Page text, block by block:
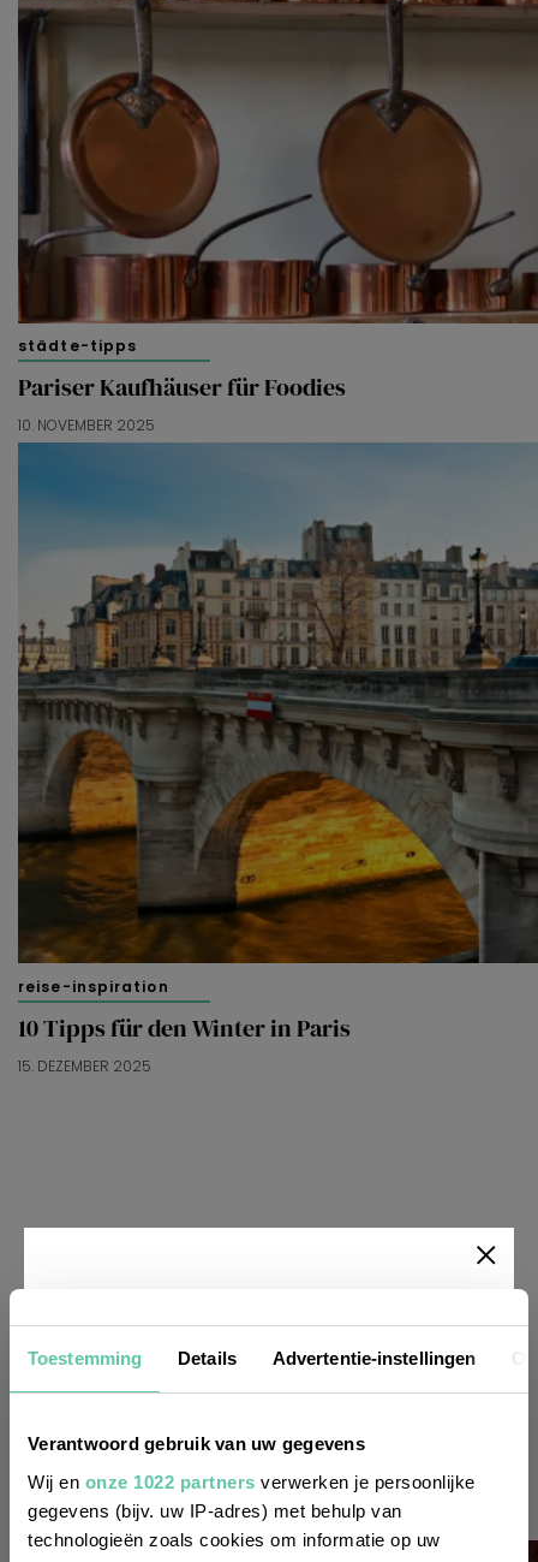
Toestemming Details Advertentie-instellingen
Verantwoord gebruik van uw gegevens
Wij en onze 1022 partners verwerken je persoonlijke
gegevens (bijv. uw IP-adres) met behulp van
technologieën zoals cookies om informatie op uw
städte-tipps
Pariser Kaufhäuser für Foodies
10. NOVEMBER 2025
reise-inspiration
10 Tipps für den Winter in Paris
15. DEZEMBER 2025
Newsletter
regelmäßig über Trends, neue
Entdeckungen und Insider-Tipps für
Frankreich informiert werden? Dann
melde dich für unseren